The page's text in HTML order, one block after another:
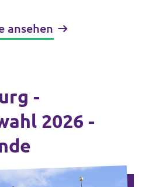
ansehen
-
2026 -